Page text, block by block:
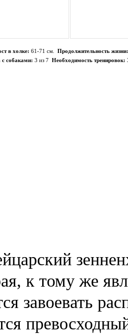
в холке: 61-71 см. Продолжительность жизни:
собаками: 3 из 7 Необходимость тренировок:
к тому же
завоевать